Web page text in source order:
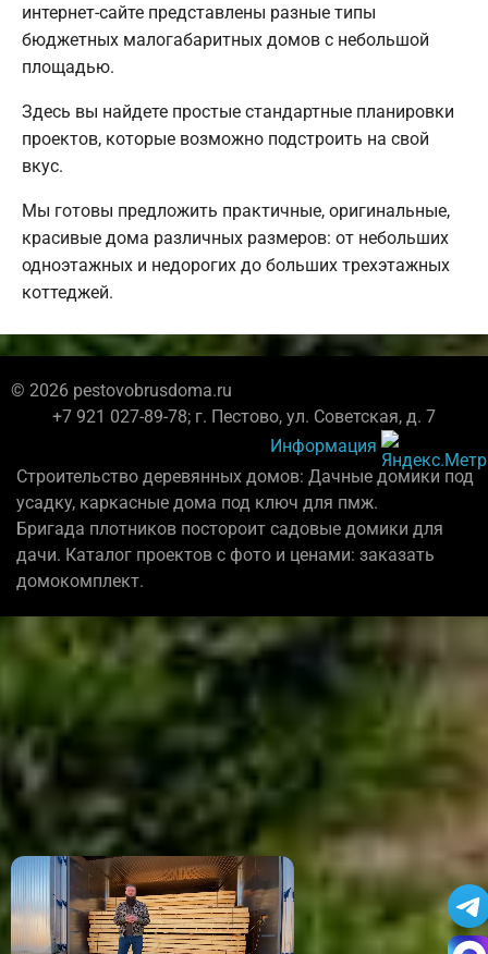
интернет-сайте представлены разные типы
бюджетных малогабаритных домов с небольшой
площадью.
Здесь вы найдете простые стандартные планировки
проектов, которые возможно подстроить на свой
вкус.
Мы готовы предложить практичные, оригинальные,
красивые дома различных размеров: от небольших
одноэтажных и недорогих до больших трехэтажных
коттеджей.
© 2026 pestovobrusdoma.ru
+7 921 027-89-78; г. Пестово, ул. Советская, д. 7
Информация
Строительство деревянных домов: Дачные домики под
усадку, каркасные дома под ключ для пмж.
Бригада плотников постороит садовые домики для
дачи. Каталог проектов с фото и ценами: заказать
домокомплект.